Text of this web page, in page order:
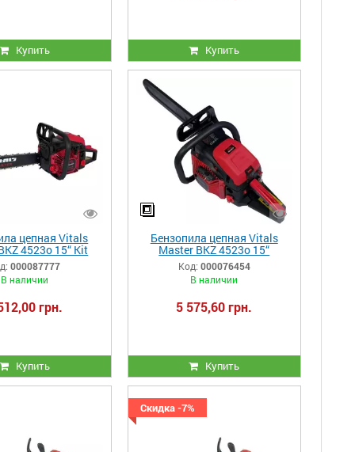
Купить Купить
цепная Vitals
4523o 15“ Kit
000087777
В наличии
грн.
Купить
Бензопила цепная Vitals
Master BKZ 4523o 15“
AluMagnio
Код: 000076454
В наличии
5 575,60 грн.
Купить
Скидка -7%